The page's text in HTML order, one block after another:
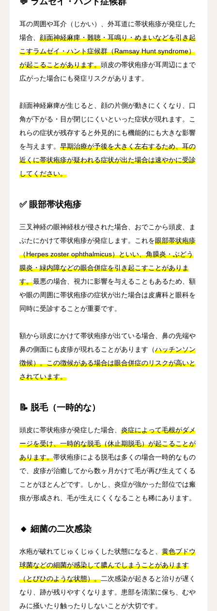
耳の周囲や耳介（じかい）、外耳道に帯状疱疹が発症した
場合、 顔面神経麻痺・難聴・耳鳴り・めまいなどを引き起
こすラムゼイ・ハント症候群（Ramsay Hunt syndrome）
が起こることがあります。頭皮の帯状疱疹が耳周辺にまで
広がった場合にも発症リスクがあります。
顔面神経麻痺が生じると、顔の片側が動きにくくなり、口
角が下がる・目が閉じにくいといった症状が現れます。こ
れらの症状が残存すると外見的にも機能的にも大きな影響
を与えます。 早期治療が予後を大きく左右するため、耳の
近くに帯状疱疹が疑われる症状が出た場合は速やかに受診
してください。
✅ 眼部帯状疱疹
三叉神経の眼神経枝が侵された場合、おでこから頭皮、ま
ぶたにかけて帯状疱疹が発症します。これを眼部帯状疱疹
（Herpes zoster ophthalmicus）といい、角膜炎・ぶどう
膜炎・緑内障などの眼合併症を引き起こすことがありま
す。最悪の場合、視力に影響を与えることもあるため、額
や眼の周囲に帯状疱疹の症状が出た場合は皮膚科と眼科を
同時に受診することが重要です。
額から頭皮にかけて帯状疱疹が出ている場合、鼻の先端や
鼻の側面にも皮疹が現れることがあります（ハッチンソン
徴候）。この徴候がある場合は眼合併症のリスクが高いと
されています。
📝 脱毛（一時的な）
頭皮に帯状疱疹が発症した場合、 炎症によって毛根がダメ
ージを受け、一時的な脱毛（休止期脱毛）が起こることが
あります。帯状疱疹による脱毛は多くの場合一時的なもの
で、皮疹が治癒してから数ヶ月かけて毛が再び生えてくる
ことがほとんどです。しかし、炎症が強かった部位では瘢
痕が形成され、毛が生えにくくなることも稀にあります。
🔸 細菌の二次感染
水疱が破れてじゅくじゅくした状態になると、 黄色ブドウ
球菌などの細菌が感染して膿んでしまうことがあります
（とびひのような状態）。二次感染が起きると治りが遅く
なり、跡が残りやすくなります。患部を清潔に保ち、むや
みに掻いたり触ったりしないことが大切です。